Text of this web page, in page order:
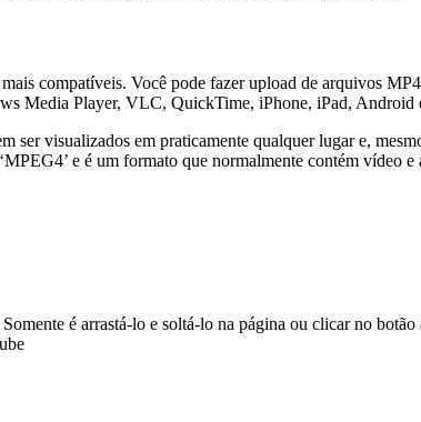
compatíveis. Você pode fazer upload de arquivos
Media Player, VLC, QuickTime, iPhone, iPad, Android
ser visualizados em praticamente qualquer lugar e,
e é um formato que normalmente contém vídeo
é arrastá-lo e soltá-lo na página ou clicar no